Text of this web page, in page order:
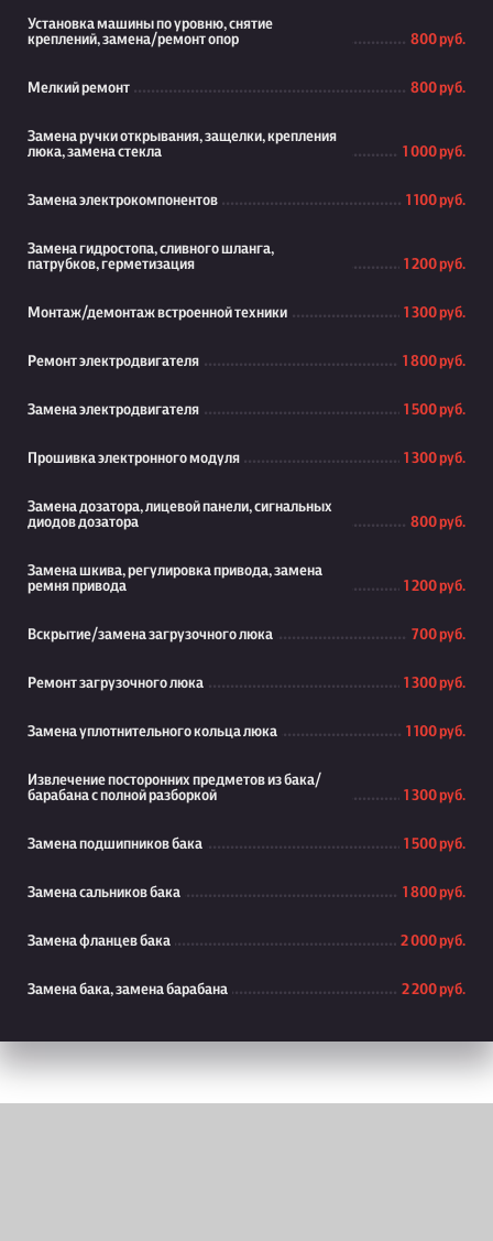
Установка машины по уровню, снятие
креплений, замена/ремонт опор
800 руб.
Мелкий ремонт 800 руб.
Замена ручки открывания, защелки, крепления
люка, замена стекла
1 000 руб.
Замена электрокомпонентов 1 100 руб.
Замена гидростопа, сливного шланга,
патрубков, герметизация
1 200 руб.
Монтаж/демонтаж встроенной техники 1 300 руб.
Ремонт электродвигателя 1 800 руб.
Замена электродвигателя 1 500 руб.
Прошивка электронного модуля 1 300 руб.
Замена дозатора, лицевой панели, сигнальных
диодов дозатора
800 руб.
Замена шкива, регулировка привода, замена
ремня привода
1 200 руб.
Вскрытие/замена загрузочного люка 700 руб.
Ремонт загрузочного люка 1 300 руб.
Замена уплотнительного кольца люка 1 100 руб.
Извлечение посторонних предметов из бака/
барабана с полной разборкой
1 300 руб.
Замена подшипников бака 1 500 руб.
Замена сальников бака 1 800 руб.
Замена фланцев бака 2 000 руб.
Замена бака, замена барабана 2 200 руб.